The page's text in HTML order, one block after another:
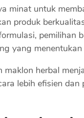
minat untuk
produk
pemilihan
yang
maklon herbal
lebih efisien